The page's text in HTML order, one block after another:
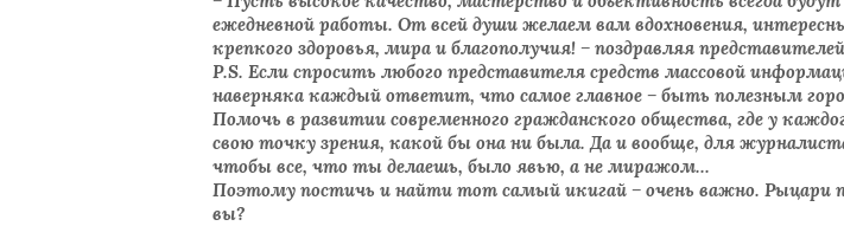
ежедневной работы. От всей души желаем вам вдохновения,
крепкого здоровья, мира и благополучия! – поздравляя
P.S. Если спросить любого представителя средств массовой
наверняка каждый ответит, что самое главное – быть полезным
Помочь в развитии современного гражданского общества, где у
свою точку зрения, какой бы она ни была. Да и вообще, для
чтобы все, что ты делаешь, было явью, а не миражом...
Поэтому постичь и найти тот самый икигай – очень важно. Рыцари
вы?